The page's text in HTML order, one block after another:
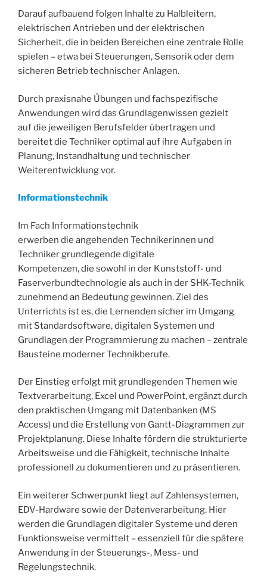
Darauf aufbauend folgen Inhalte zu Halbleitern,
elektrischen Antrieben und der elektrischen
Sicherheit, die in beiden Bereichen eine zentrale Rolle
spielen – etwa bei Steuerungen, Sensorik oder dem
sicheren Betrieb technischer Anlagen.
Durch praxisnahe Übungen und fachspezifische
Anwendungen wird das Grundlagenwissen gezielt
auf die jeweiligen Berufsfelder übertragen und
bereitet die Techniker optimal auf ihre Aufgaben in
Planung, Instandhaltung und technischer
Weiterentwicklung vor.
Informationstechnik
Im Fach Informationstechnik
erwerben die angehenden Technikerinnen und
Techniker grundlegende digitale
Kompetenzen, die sowohl in der Kunststoff- und
Faserverbundtechnologie als auch in der SHK-Technik
zunehmend an Bedeutung gewinnen. Ziel des
Unterrichts ist es, die Lernenden sicher im Umgang
mit Standardsoftware, digitalen Systemen und
Grundlagen der Programmierung zu machen – zentrale
Bausteine moderner Technikberufe.
Der Einstieg erfolgt mit grundlegenden Themen wie
Textverarbeitung, Excel und PowerPoint, ergänzt durch
den praktischen Umgang mit Datenbanken (MS
Access) und die Erstellung von Gantt-Diagrammen zur
Projektplanung. Diese Inhalte fördern die strukturierte
Arbeitsweise und die Fähigkeit, technische Inhalte
professionell zu dokumentieren und zu präsentieren.
Ein weiterer Schwerpunkt liegt auf Zahlensystemen,
EDV-Hardware sowie der Datenverarbeitung. Hier
werden die Grundlagen digitaler Systeme und deren
Funktionsweise vermittelt – essenziell für die spätere
Anwendung in der Steuerungs-, Mess- und
Regelungstechnik.